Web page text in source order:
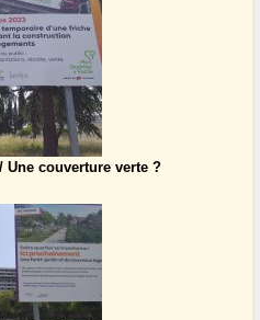
Une couverture verte ?